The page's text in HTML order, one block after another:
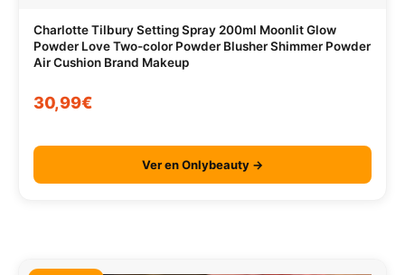
Charlotte Tilbury Setting Spray 200ml Moonlit Glow
Powder Love Two-color Powder Blusher Shimmer Powder
Air Cushion Brand Makeup
30,99€
Ver en Onlybeauty →